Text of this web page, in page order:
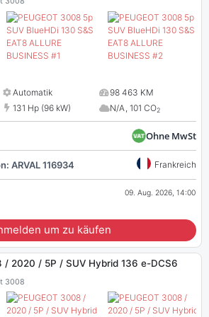
Automatik
98 463 KM
131 Hp (96 kW) N/A, 101 CO2
Ohne MwSt
ARVAL 116934 Frankreich
09. Aug. 2026, 14:00
um zu käufen
/ 2020 / 5P / SUV Hybrid 136 e-DCS6
3008